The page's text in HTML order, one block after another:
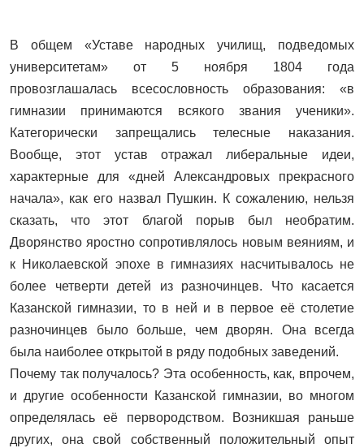
В общем «Уставе народных училищ, подведомых
университетам» от 5 ноября 1804 года
провозглашалась всесословность образования: «в
гимназии принимаются всякого звания ученики».
Категорически запрещались телесные наказания.
Вообще, этот устав отражал либеральные идеи,
характерные для «дней Александровых прекрасного
начала», как его назвал Пушкин. К сожалению, нельзя
сказать, что этот благой порыв был необратим.
Дворянство яростно сопротивлялось новым веяниям, и
к Николаевской эпохе в гимназиях насчитывалось не
более четверти детей из разночинцев. Что касается
Казанской гимназии, то в ней и в первое её столетие
разночинцев было больше, чем дворян. Она всегда
была наиболее открытой в ряду подобных заведений.
Почему так получалось? Эта особенность, как, впрочем,
и другие особенности Казанской гимназии, во многом
определялась её первородством. Возникшая раньше
других, она свой собственный положительный опыт